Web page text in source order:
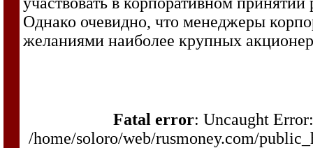
Однако очевидно, что менеджеры
желаниями наиболее крупных
Fatal error: Uncaught
/home/soloro/web/rusmoney.com/